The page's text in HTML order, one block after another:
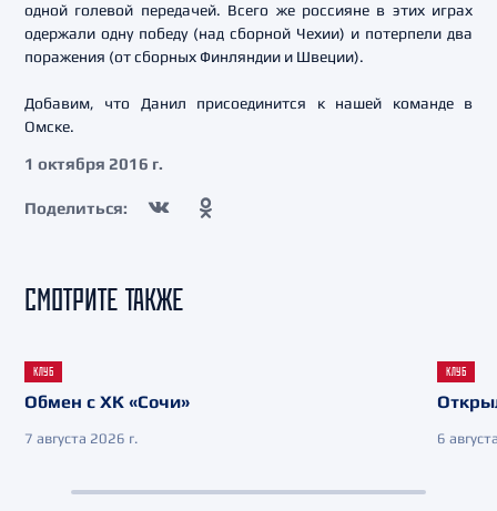
одной голевой передачей. Всего же россияне в этих играх
одержали одну победу (над сборной Чехии) и потерпели два
поражения (от сборных Финляндии и Швеции).
Добавим, что Данил присоединится к нашей команде в
Омске.
1 октября 2016 г.
Поделиться:
СМОТРИТЕ ТАКЖЕ
КЛУБ
Обмен с ХК «Сочи»
7 августа 2026 г.
КЛУБ
6